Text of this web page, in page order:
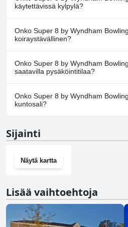
allas/altaita, jotka kuuluvat yhteen tai
luokista: Sisäuima-allas.
käytettävissä kylpylä?
Ei, Super 8 by Wyndham Bowling
Onko Super 8 by Wyndham
koiraystävällinen?
Ei, Super 8 by Wyndham Bowling
Onko Super 8 by Wyndham
saatavilla pysäköintitilaa?
Kyllä, Super 8 by Wyndham Bowling
pysäköintimahdollisuuden.
Onko Super 8 by Wyndham
kuntosali?
Sijainti
Näytä kartta
Lisää vaihtoehtoja